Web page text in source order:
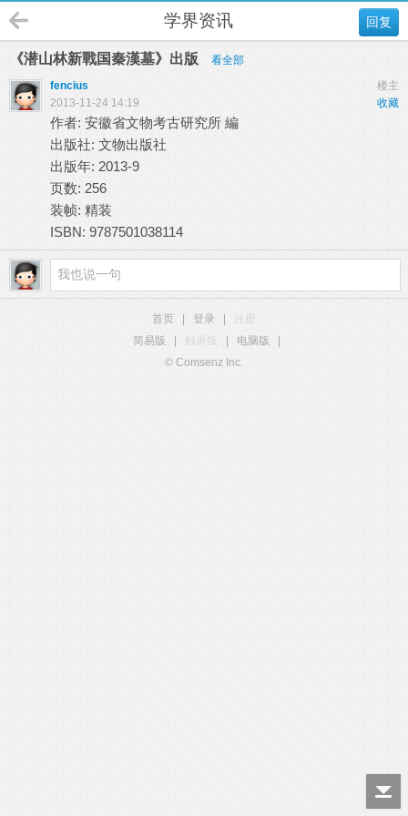
回复
学界资讯
《潜山林新戰国秦漢墓》出版
看全部
楼主
fencius
收藏
2013-11-24 14:19
作者: 安徽省文物考古研究所 編
出版社: 文物出版社
出版年: 2013-9
页数: 256
装帧: 精装
ISBN: 9787501038114
首页 登录
注册
简易版
触屏版 电脑版
© Comsenz Inc.